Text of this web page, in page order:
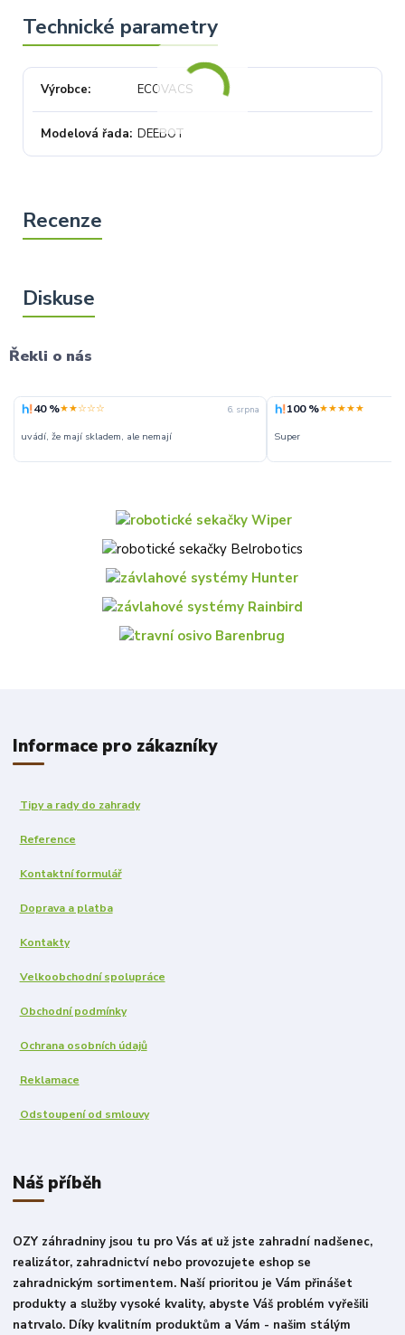
Výrobce ECOVACS
Modelová řada DEEBOT
Řekli o nás
40 %★★☆☆☆ 6. srpna
uvádí, že mají skladem, ale nemají
100 %★★★★★
Super
Informace pro zákazníky
Tipy a rady do zahrady
Reference
Kontaktní formulář
Doprava a platba
Kontakty
Velkoobchodní spolupráce
Obchodní podmínky
Ochrana osobních údajů
Reklamace
Odstoupení od smlouvy
Náš příběh
OZY záhradniny jsou tu pro Vás ať už jste zahradní nadšenec,
realizátor, zahradnictví nebo provozujete eshop se
zahradnickým sortimentem. Naší prioritou je Vám přinášet
produkty a služby vysoké kvality, abyste Váš problém vyřešili
natrvalo. Díky kvalitním produktům a Vám - našim stálým